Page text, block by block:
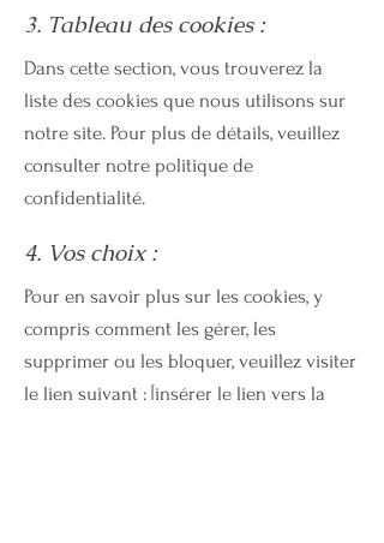
3. Tableau des cookies :
Dans cette section, vous trouverez la
liste des cookies que nous utilisons sur
notre site. Pour plus de détails, veuillez
consulter notre politique de
confidentialité.
4. Vos choix :
Pour en savoir plus sur les cookies, y
compris comment les gérer, les
supprimer ou les bloquer, veuillez visiter
le lien suivant : [insérer le lien vers la